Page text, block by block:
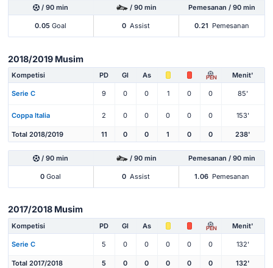
/ 90 min / 90 min Pemesanan / 90 min
0.05 Goal 0 Assist 0.21 Pemesanan
2018/2019 Musim
Kompetisi PD Gl As PEN Menit'
Serie C 9 0 0 1 0 0 85'
Coppa Italia 2 0 0 0 0 0 153'
Total 2018/2019 11 0 0 1 0 0 238'
/ 90 min / 90 min Pemesanan / 90 min
0 Goal 0 Assist 1.06 Pemesanan
2017/2018 Musim
Kompetisi PD Gl As PEN Menit'
Serie C 5 0 0 0 0 0 132'
Total 2017/2018 5 0 0 0 0 0 132'